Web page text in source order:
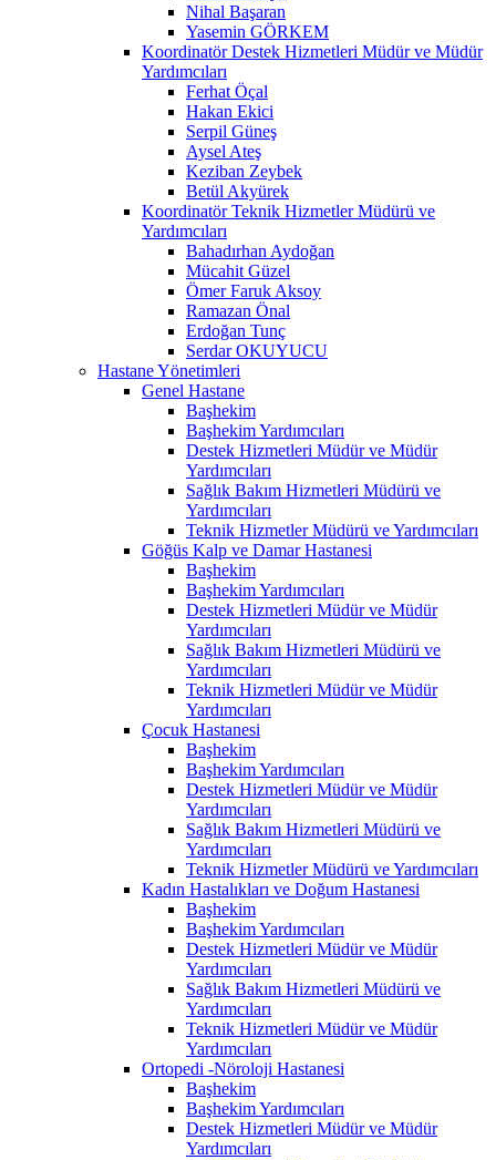
Nihal Başaran
Yasemin GÖRKEM
Koordinatör Destek Hizmetleri Müdür ve Müdür
Yardımcıları
Ferhat Öçal
Hakan Ekici
Serpil Güneş
Aysel Ateş
Keziban Zeybek
Betül Akyürek
Koordinatör Teknik Hizmetler Müdürü ve
Yardımcıları
Bahadırhan Aydoğan
Mücahit Güzel
Ömer Faruk Aksoy
Ramazan Önal
Erdoğan Tunç
Serdar OKUYUCU
Hastane Yönetimleri
Genel Hastane
Başhekim
Başhekim Yardımcıları
Destek Hizmetleri Müdür ve Müdür
Yardımcıları
Sağlık Bakım Hizmetleri Müdürü ve
Yardımcıları
Teknik Hizmetler Müdürü ve Yardımcıları
Göğüs Kalp ve Damar Hastanesi
Başhekim
Başhekim Yardımcıları
Destek Hizmetleri Müdür ve Müdür
Yardımcıları
Sağlık Bakım Hizmetleri Müdürü ve
Yardımcıları
Teknik Hizmetleri Müdür ve Müdür
Yardımcıları
Çocuk Hastanesi
Başhekim
Başhekim Yardımcıları
Destek Hizmetleri Müdür ve Müdür
Yardımcıları
Sağlık Bakım Hizmetleri Müdürü ve
Yardımcıları
Teknik Hizmetler Müdürü ve Yardımcıları
Kadın Hastalıkları ve Doğum Hastanesi
Başhekim
Başhekim Yardımcıları
Destek Hizmetleri Müdür ve Müdür
Yardımcıları
Sağlık Bakım Hizmetleri Müdürü ve
Yardımcıları
Teknik Hizmetleri Müdür ve Müdür
Yardımcıları
Ortopedi -Nöroloji Hastanesi
Başhekim
Başhekim Yardımcıları
Destek Hizmetleri Müdür ve Müdür
Yardımcıları